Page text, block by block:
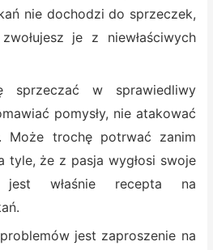
nie dochodzi do sprzeczek,
je z niewłaściwych
sprzeczać w sprawiedliwy
pomysły, nie atakować
Może trochę potrwać zanim
tyle, że z pasja wygłosi swoje
właśnie recepta na
jest zaproszenie na